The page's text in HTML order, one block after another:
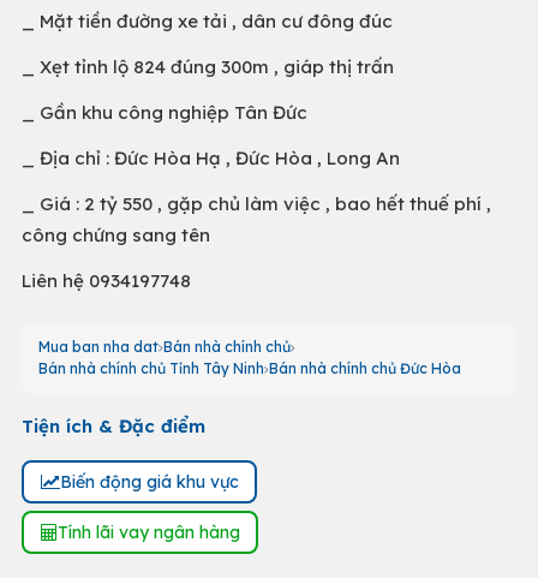
_ Mặt tiền đường xe tải , dân cư đông đúc
_ Xẹt tỉnh lộ 824 đúng 300m , giáp thị trấn
_ Gần khu công nghiệp Tân Đức
_ Địa chỉ : Đức Hòa Hạ , Đức Hòa , Long An
_ Giá : 2 tỷ 550 , gặp chủ làm việc , bao hết thuế phí ,
công chứng sang tên
Liên hệ 0934197748
Mua ban nha dat Bán nhà chính chủ
Bán nhà chính chủ Tỉnh Tây Ninh Bán nhà chính chủ Đức Hòa
Tiện ích & Đặc điểm
Biến động giá khu vực
Tính lãi vay ngân hàng